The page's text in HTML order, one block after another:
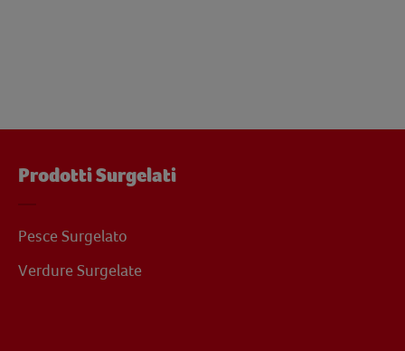
Prodotti Surgelati
Pesce Surgelato
Verdure Surgelate